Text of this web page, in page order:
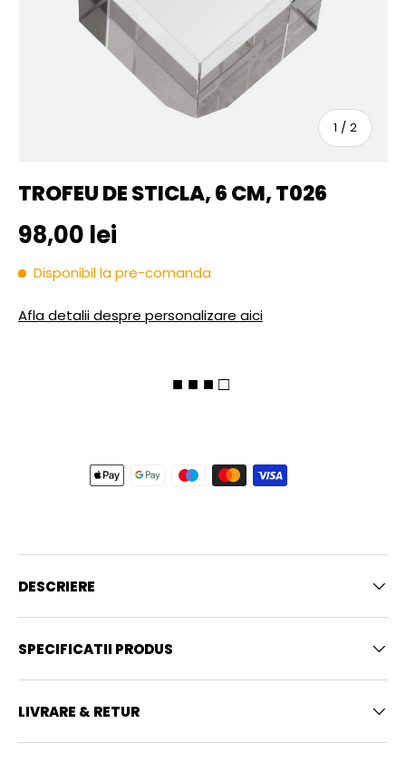
1 / sau
2
TROFEU DE STICLA, 6 CM, T026
Pret initial
98,00 lei
Disponibil la pre-comanda
Afla detalii despre personalizare aici
■ ■ ■ □
DESCRIERE
SPECIFICATII PRODUS
LIVRARE & RETUR